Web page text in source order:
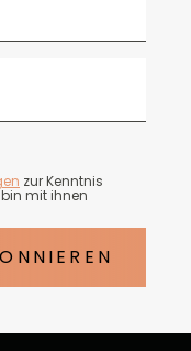
zur Kenntnis
mit ihnen